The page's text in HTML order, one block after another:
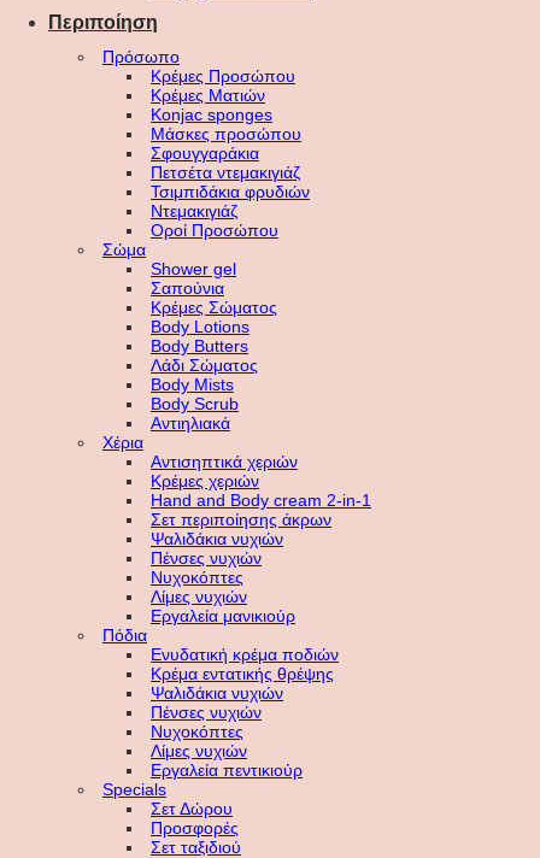
Περιποίηση
Πρόσωπο
Κρέμες Προσώπου
Κρέμες Ματιών
Konjac sponges
Μάσκες προσώπου
Σφουγγαράκια
Πετσέτα ντεμακιγιάζ
Τσιμπιδάκια φρυδιών
Ντεμακιγιάζ
Οροί Προσώπου
Σώμα
Shower gel
Σαπούνια
Κρέμες Σώματος
Body Lotions
Body Butters
Λάδι Σώματος
Body Mists
Body Scrub
Αντιηλιακά
Χέρια
Αντισηπτικά χεριών
Κρέμες χεριών
Hand and Body cream 2-in-1
Σετ περιποίησης άκρων
Ψαλιδάκια νυχιών
Πένσες νυχιών
Νυχοκόπτες
Λίμες νυχιών
Εργαλεία μανικιούρ
Πόδια
Ενυδατική κρέμα ποδιών
Κρέμα εντατικής θρέψης
Ψαλιδάκια νυχιών
Πένσες νυχιών
Νυχοκόπτες
Λίμες νυχιών
Εργαλεία πεντικιούρ
Specials
Σετ Δώρου
Προσφορές
Σετ ταξιδιού